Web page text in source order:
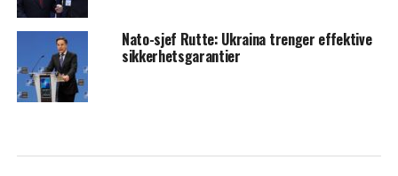
Nato-sjef Rutte: Ukraina trenger effektive
sikkerhetsgarantier